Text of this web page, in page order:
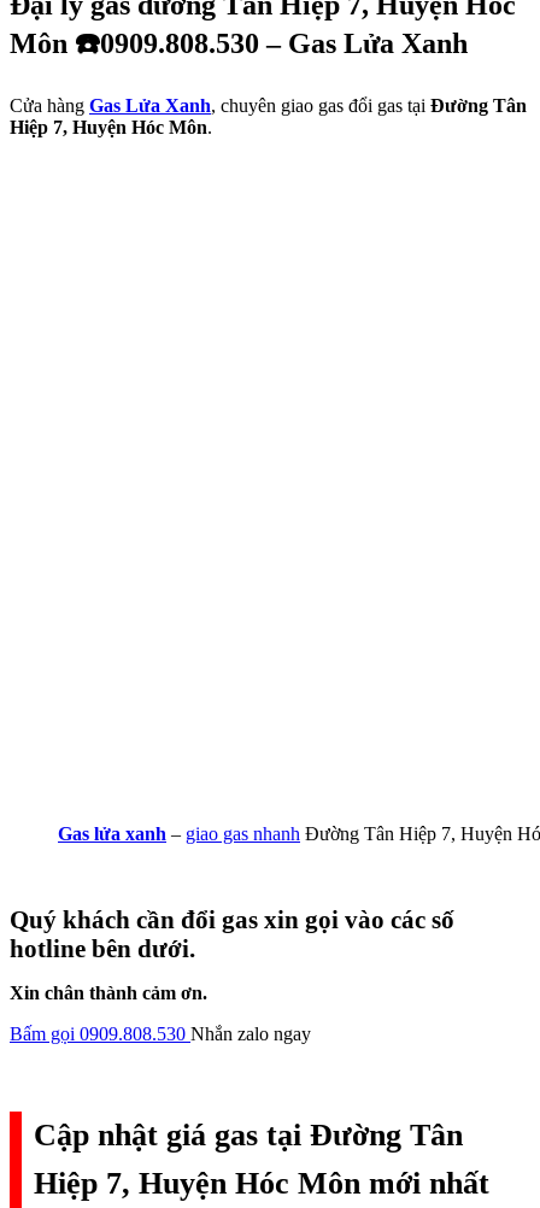
Môn ☎️0909.808.530 – Gas Lửa Xanh
Cửa hàng Gas Lửa Xanh, chuyên giao gas đổi gas tại Đường Tân
Hiệp 7, Huyện Hóc Môn.
Gas lửa xanh – giao gas nhanh Đường Tân Hiệp 7, Huyện
Quý khách cần đổi gas xin gọi vào các số
hotline bên dưới.
Xin chân thành cảm ơn.
Bấm gọi 0909.808.530 Nhắn zalo ngay
Cập nhật giá gas tại Đường Tân
Hiệp 7, Huyện Hóc Môn mới nhất